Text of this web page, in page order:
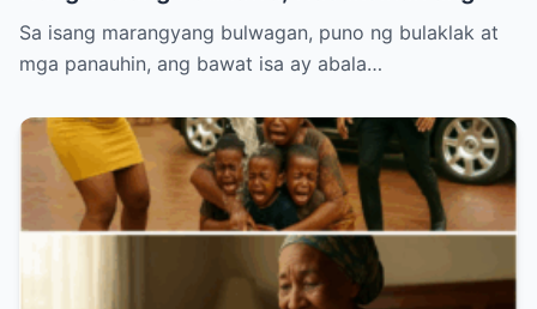
Nakakabagbag-damdaming Pagtataksil ng
Groom sa Araw ng Kasal
Sa isang marangyang bulwagan, puno ng bulaklak at
mga panauhin, ang bawat isa ay abala…